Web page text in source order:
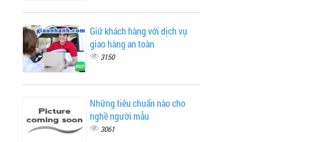
Giữ khách hàng với dịch vụ
giao hàng an toàn
3150
Những tiêu chuẩn nào cho
nghề người mẫu
3061